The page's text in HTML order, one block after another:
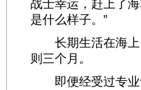
战士幸运，赶上了
是什么样子。”
长期生活在海上
则三个月。
即便经受过专业